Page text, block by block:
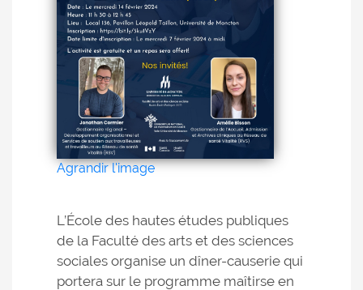
Agrandir l'image
L’École des hautes études publiques
de la Faculté des arts et des sciences
sociales organise un dîner-causerie qui
portera sur le programme maîtirse en